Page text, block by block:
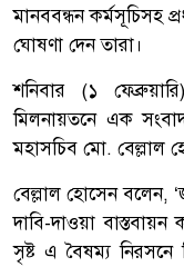
মানববন্ধন কর্মসূচিসহ
ঘোষণা দেন তারা।
শনিবার (১
মিলনায়তনে এক
মহাসচিব মো. বেল্লাল
বেল্লাল হোসেন বলেন,
দাবি-দাওয়া
সৃষ্ট এ বৈষম্য নিরসনে